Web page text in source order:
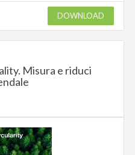
DOWNLOAD
Misura e riduci